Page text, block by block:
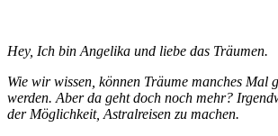
Hey, Ich bin Angelika und liebe das Träumen.
Wie wir wissen, können Träume manches Mal
werden. Aber da geht doch noch mehr?
der Möglichkeit, Astralreisen zu machen.